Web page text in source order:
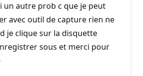
un autre prob c que je peut
avec outil de capture rien ne
je clique sur la disquette
sous et merci pour